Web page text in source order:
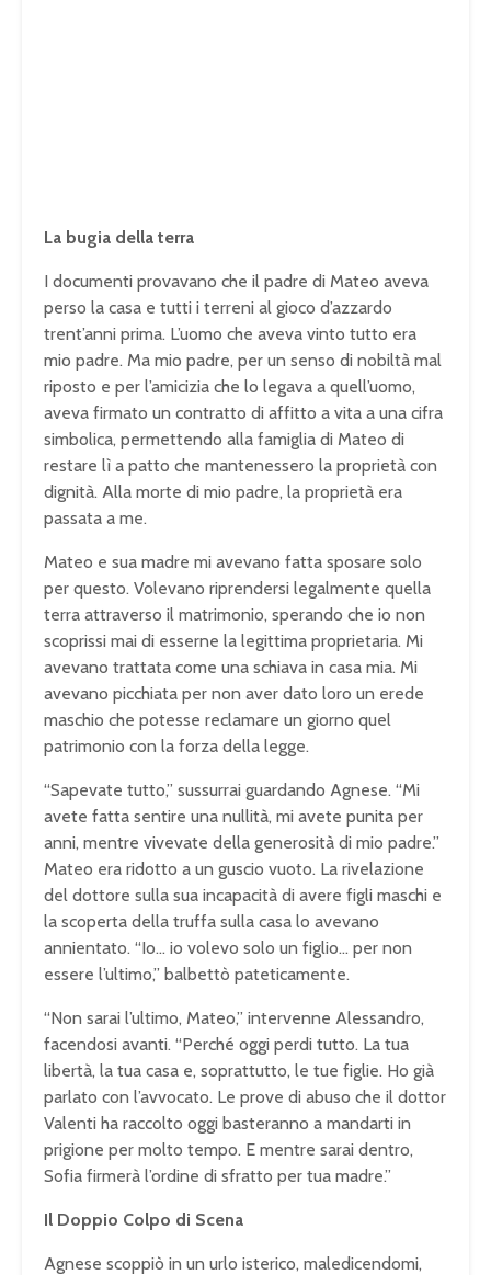
La bugia della terra
I documenti provavano che il padre di Mateo aveva
perso la casa e tutti i terreni al gioco d’azzardo
trent’anni prima. L’uomo che aveva vinto tutto era
mio padre. Ma mio padre, per un senso di nobiltà mal
riposto e per l’amicizia che lo legava a quell’uomo,
aveva firmato un contratto di affitto a vita a una cifra
simbolica, permettendo alla famiglia di Mateo di
restare lì a patto che mantenessero la proprietà con
dignità. Alla morte di mio padre, la proprietà era
passata a me.
Mateo e sua madre mi avevano fatta sposare solo
per questo. Volevano riprendersi legalmente quella
terra attraverso il matrimonio, sperando che io non
scoprissi mai di esserne la legittima proprietaria. Mi
avevano trattata come una schiava in casa mia. Mi
avevano picchiata per non aver dato loro un erede
maschio che potesse reclamare un giorno quel
patrimonio con la forza della legge.
“Sapevate tutto,” sussurrai guardando Agnese. “Mi
avete fatta sentire una nullità, mi avete punita per
anni, mentre vivevate della generosità di mio padre.”
Mateo era ridotto a un guscio vuoto. La rivelazione
del dottore sulla sua incapacità di avere figli maschi e
la scoperta della truffa sulla casa lo avevano
annientato. “Io… io volevo solo un figlio… per non
essere l’ultimo,” balbettò pateticamente.
“Non sarai l’ultimo, Mateo,” intervenne Alessandro,
facendosi avanti. “Perché oggi perdi tutto. La tua
libertà, la tua casa e, soprattutto, le tue figlie. Ho già
parlato con l’avvocato. Le prove di abuso che il dottor
Valenti ha raccolto oggi basteranno a mandarti in
prigione per molto tempo. E mentre sarai dentro,
Sofia firmerà l’ordine di sfratto per tua madre.”
Il Doppio Colpo di Scena
Agnese scoppiò in un urlo isterico, maledicendomi,